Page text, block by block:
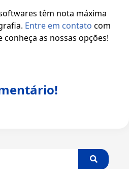
têm nota máxima
Entre em contato com
conheça as nossas opções!